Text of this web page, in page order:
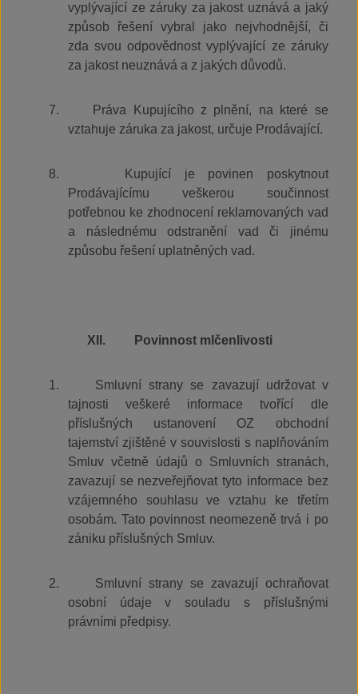
vyplývající ze záruky za jakost uznává a jaký
způsob řešení vybral jako nejvhodnější, či
zda svou odpovědnost vyplývající ze záruky
za jakost neuznává a z jakých důvodů.
7.
Práva Kupujícího z plnění, na které se
vztahuje záruka za jakost, určuje Prodávající.
8.
Kupující je povinen poskytnout
Prodávajícímu veškerou součinnost
potřebnou ke zhodnocení reklamovaných vad
a následnému odstranění vad či jinému
způsobu řešení uplatněných vad.
XII. Povinnost mlčenlivosti
1.
Smluvní strany se zavazují udržovat v
tajnosti veškeré informace tvořící dle
příslušných ustanovení OZ obchodní
tajemství zjištěné v souvislosti s naplňováním
Smluv včetně údajů o Smluvních stranách,
zavazují se nezveřejňovat tyto informace bez
vzájemného souhlasu ve vztahu ke třetím
osobám. Tato povinnost neomezeně trvá i po
zániku příslušných Smluv.
2.
Smluvní strany se zavazují ochraňovat
osobní údaje v souladu s příslušnými
právními předpisy.